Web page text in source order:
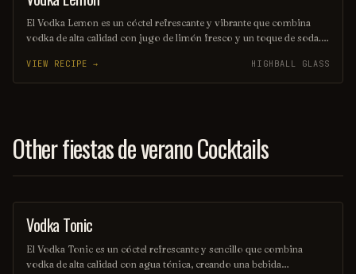
El Vodka Lemon es un cóctel refrescante y vibrante que combina
vodka de alta calidad con jugo de limón fresco y un toque de soda.
lo convierte en una opción perfecta para cualquier ocasión. ¡Un
trago sencillo que nunca pasa de moda!
VIEW RECIPE → HIGHBALL GLASS
Other fiestas de verano Cocktails
COCKTAIL
Vodka Tonic
El Vodka Tonic es un cóctel refrescante y sencillo que combina
vodka de alta calidad con agua tónica, creando una bebida